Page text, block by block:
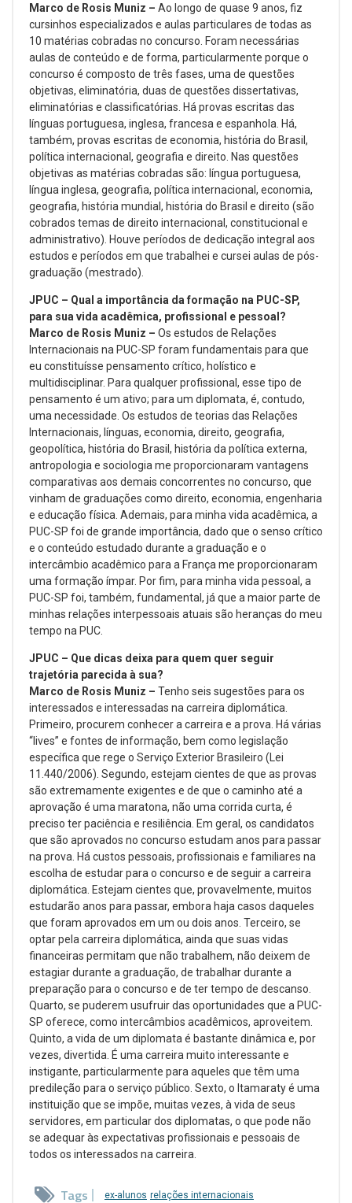
Marco de Rosis Muniz – Ao longo de quase 9 anos, fiz
cursinhos especializados e aulas particulares de todas as
10 matérias cobradas no concurso. Foram necessárias
aulas de conteúdo e de forma, particularmente porque o
concurso é composto de três fases, uma de questões
objetivas, eliminatória, duas de questões dissertativas,
eliminatórias e classificatórias. Há provas escritas das
línguas portuguesa, inglesa, francesa e espanhola. Há,
também, provas escritas de economia, história do Brasil,
política internacional, geografia e direito. Nas questões
objetivas as matérias cobradas são: língua portuguesa,
língua inglesa, geografia, política internacional, economia,
geografia, história mundial, história do Brasil e direito (são
cobrados temas de direito internacional, constitucional e
administrativo). Houve períodos de dedicação integral aos
estudos e períodos em que trabalhei e cursei aulas de pós-
graduação (mestrado).
JPUC – Qual a importância da formação na PUC-SP,
para sua vida acadêmica, profissional e pessoal?
Marco de Rosis Muniz – Os estudos de Relações
Internacionais na PUC-SP foram fundamentais para que
eu constituísse pensamento crítico, holístico e
multidisciplinar. Para qualquer profissional, esse tipo de
pensamento é um ativo; para um diplomata, é, contudo,
uma necessidade. Os estudos de teorias das Relações
Internacionais, línguas, economia, direito, geografia,
geopolítica, história do Brasil, história da política externa,
antropologia e sociologia me proporcionaram vantagens
comparativas aos demais concorrentes no concurso, que
vinham de graduações como direito, economia, engenharia
e educação física. Ademais, para minha vida acadêmica, a
PUC-SP foi de grande importância, dado que o senso crítico
e o conteúdo estudado durante a graduação e o
intercâmbio acadêmico para a França me proporcionaram
uma formação ímpar. Por fim, para minha vida pessoal, a
PUC-SP foi, também, fundamental, já que a maior parte de
minhas relações interpessoais atuais são heranças do meu
tempo na PUC.
JPUC – Que dicas deixa para quem quer seguir
trajetória parecida à sua?
Marco de Rosis Muniz – Tenho seis sugestões para os
interessados e interessadas na carreira diplomática.
Primeiro, procurem conhecer a carreira e a prova. Há várias
“lives” e fontes de informação, bem como legislação
específica que rege o Serviço Exterior Brasileiro (Lei
11.440/2006). Segundo, estejam cientes de que as provas
são extremamente exigentes e de que o caminho até a
aprovação é uma maratona, não uma corrida curta, é
preciso ter paciência e resiliência. Em geral, os candidatos
que são aprovados no concurso estudam anos para passar
na prova. Há custos pessoais, profissionais e familiares na
escolha de estudar para o concurso e de seguir a carreira
diplomática. Estejam cientes que, provavelmente, muitos
estudarão anos para passar, embora haja casos daqueles
que foram aprovados em um ou dois anos. Terceiro, se
optar pela carreira diplomática, ainda que suas vidas
financeiras permitam que não trabalhem, não deixem de
estagiar durante a graduação, de trabalhar durante a
preparação para o concurso e de ter tempo de descanso.
Quarto, se puderem usufruir das oportunidades que a PUC-
SP oferece, como intercâmbios acadêmicos, aproveitem.
Quinto, a vida de um diplomata é bastante dinâmica e, por
vezes, divertida. É uma carreira muito interessante e
instigante, particularmente para aqueles que têm uma
predileção para o serviço público. Sexto, o Itamaraty é uma
instituição que se impõe, muitas vezes, à vida de seus
servidores, em particular dos diplomatas, o que pode não
se adequar às expectativas profissionais e pessoais de
todos os interessados na carreira.
Tags ex-alunos relações internacionais